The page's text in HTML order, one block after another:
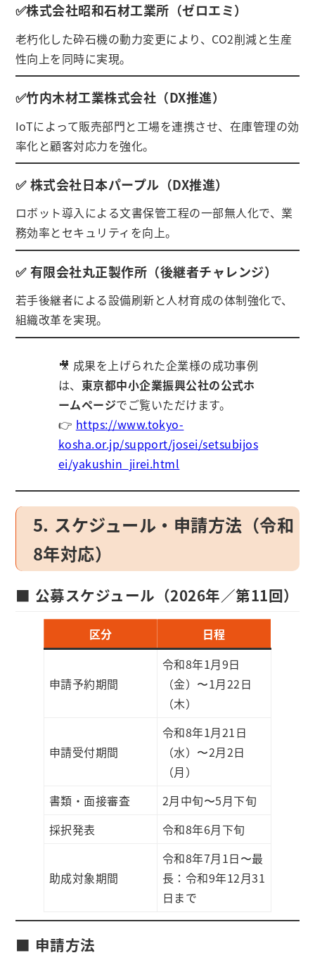
✅株式会社昭和石材工業所（ゼロエミ）
老朽化した砕石機の動力変更により、CO2削減と生産
性向上を同時に実現。
✅竹内木材工業株式会社（DX推進）
IoTによって販売部門と工場を連携させ、在庫管理の効
率化と顧客対応力を強化。
✅ 株式会社日本パープル（DX推進）
ロボット導入による文書保管工程の一部無人化で、業
務効率とセキュリティを向上。
✅ 有限会社丸正製作所（後継者チャレンジ）
若手後継者による設備刷新と人材育成の体制強化で、
組織改革を実現。
🎥 成果を上げられた企業様の成功事例
は、 東京都中小企業振興公社の公式ホ
ームページでご覧いただけます。
👉 https://www.tokyo-
kosha.or.jp/support/josei/setsubijos
ei/yakushin_jirei.html
5. スケジュール・申請方法（令和
8年対応）
■ 公募スケジュール（2026年／第11回）
区分 日程
申請予約期間
令和8年1月9日
（金）〜1月22日
（木）
申請受付期間
令和8年1月21日
（水）〜2月2日
（月）
書類・面接審査
2月中旬〜5月下旬
採択発表
令和8年6月下旬
助成対象期間
令和8年7月1日〜最
長：令和9年12月31
日まで
■ 申請方法